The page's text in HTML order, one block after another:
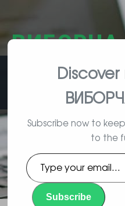
ВИБОРЧА
влада,
У Києві на
(Троєщина)
“Касабланка”
Subscribe now to
to the
Type
your
email…
Subscribe